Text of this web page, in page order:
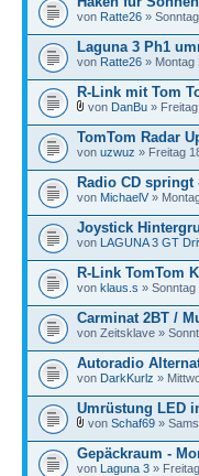
von Ratte26 »
Laguna 3 Ph1
von Ratte26 » Montag
R-Link mit Tom
von DanBu »
TomTom Radar
von uzwuz » Freitag
Radio CD springt
von MichaelV »
Joystick
von LAGUNA 3 GT
R-Link TomTom
von klaus.s » Sonntag
Carminat 2BT /
von Zeitsklave »
Autoradio
von DarkKurlz »
Umrüstung LED
von Schaf69 »
Gepäckraum -
von Laguna 3 »